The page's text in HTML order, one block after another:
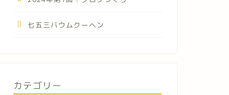
七五三バウムクーヘン
カテゴリー